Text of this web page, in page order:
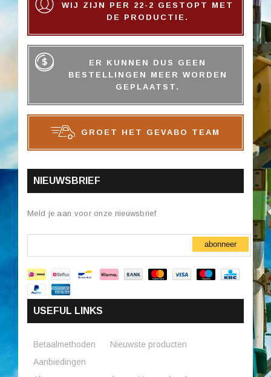
WIJ ZIJN PER 22-2 GESTOPT MET
DE PRODUCTIE.
ER KUNNEN DUS GEEN
BESTELLINGEN MEER WORDEN
GEPLAATST.
GROET HET GEVABO TEAM
NIEUWSBRIEF
Meld je aan voor onze nieuwsbrief
abonneer
USEFUL LINKS
Betaalmethoden
Nieuwste producten
Aanbiedingen